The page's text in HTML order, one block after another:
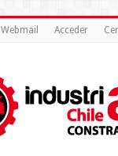
Webmail Acceder